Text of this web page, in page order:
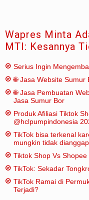
Wapres Minta
MTI: Kesannya
Serius Ingin
🌐 Jasa Website
🌐 Jasa Pembuatan
Jasa Sumur Bor
Produk Afiliasi Tiktok
@hclpumpindonesia
TikTok bisa terkenal
mungkin tidak
Tiktok Shop Vs
TikTok: Sekadar
TikTok Ramai di
Terjadi?